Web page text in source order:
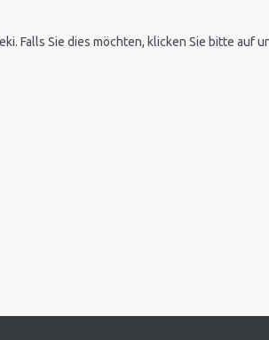
Falls Sie dies möchten, klicken Sie bitte auf